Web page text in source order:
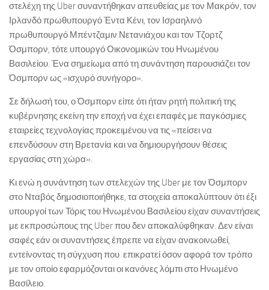
στελέχη της Uber συναντήθηκαν απευθείας με τον Μακρόν, τον
Ιρλανδό πρωθυπουργό Έντα Κένι, τον Ισραηλινό
πρωθυπουργό Μπέντζαμιν Νετανιάχου και τον Τζορτζ
Όσμπορν, τότε υπουργό Οικονομικών του Ηνωμένου
Βασιλείου. Ένα σημείωμα από τη συνάντηση παρουσιάζει τον
Όσμπορν ως «ισχυρό συνήγορο».
Σε δήλωσή του, ο Όσμπορν είπε ότι ήταν ρητή πολιτική της
κυβέρνησης εκείνη την εποχή να έχει επαφές με παγκόσμιες
εταιρείες τεχνολογίας προκειμένου να τις «πείσει να
επενδύσουν στη Βρετανία και να δημιουργήσουν θέσεις
εργασίας στη χώρα».
Κι ενώ η συνάντηση των στελεχών της Uber με τον Όσμπορν
στο Νταβός δημοσιοποιήθηκε, τα στοιχεία αποκαλύπτουν ότι έξι
υπουργοί των Τόρις του Ηνωμένου Βασιλείου είχαν συναντήσεις
με εκπροσώπους της Uber που δεν αποκαλύφθηκαν. Δεν είναι
σαφές εάν οι συναντήσεις έπρεπε να είχαν ανακοινωθεί,
εντείνοντας τη σύγχυση που επικρατεί όσον αφορά τον τρόπο
με τον οποίο εφαρμόζονται οι κανόνες λόμπι στο Ηνωμένο
Βασίλειο.